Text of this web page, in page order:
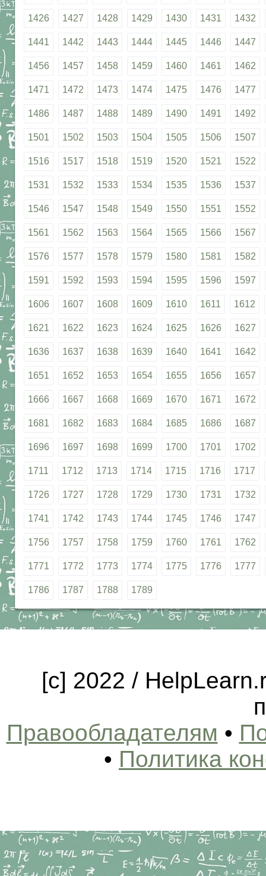
1426 1427 1428 1429 1430 1431 1432
1441 1442 1443 1444 1445 1446 1447
1456 1457 1458 1459 1460 1461 1462
1471 1472 1473 1474 1475 1476 1477
1486 1487 1488 1489 1490 1491 1492
1501 1502 1503 1504 1505 1506 1507
1516 1517 1518 1519 1520 1521 1522
1531 1532 1533 1534 1535 1536 1537
1546 1547 1548 1549 1550 1551 1552
1561 1562 1563 1564 1565 1566 1567
1576 1577 1578 1579 1580 1581 1582
1591 1592 1593 1594 1595 1596 1597
1606 1607 1608 1609 1610 1611 1612
1621 1622 1623 1624 1625 1626 1627
1636 1637 1638 1639 1640 1641 1642
1651 1652 1653 1654 1655 1656 1657
1666 1667 1668 1669 1670 1671 1672
1681 1682 1683 1684 1685 1686 1687
1696 1697 1698 1699 1700 1701 1702
1711 1712 1713 1714 1715 1716 1717
1726 1727 1728 1729 1730 1731 1732
1741 1742 1743 1744 1745 1746 1747
1756 1757 1758 1759 1760 1761 1762
1771 1772 1773 1774 1775 1776 1777
1786 1787 1788 1789
[c] 2022 /
Правообладателям •
• Политика